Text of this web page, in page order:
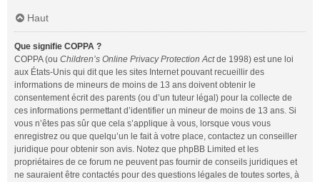
Haut
Que signifie COPPA ?
COPPA (ou Children’s Online Privacy Protection Actde 1998) est une loi
aux États-Unis qui dit que les sites Internet pouvant recueillir des
informations de mineurs de moins de 13 ans doivent obtenir le
consentement écrit des parents (ou d’un tuteur légal) pour la collecte de
ces informations permettant d’identifier un mineur de moins de 13 ans. Si
vous n’êtes pas sûr que cela s’applique à vous, lorsque vous vous
enregistrez ou que quelqu’un le fait à votre place, contactez un conseiller
juridique pour obtenir son avis. Notez que phpBB Limited et les
propriétaires de ce forum ne peuvent pas fournir de conseils juridiques et
ne sauraient être contactés pour des questions légales de toutes sortes, à